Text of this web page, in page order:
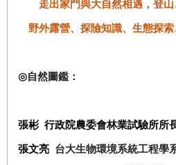
走出家門與大自然相遇，登山
野外露營、探險知識、生態探索
◎自然圖鑑：
張彬 行政院農委會林業試驗所所
張文亮 台大生物環境系統工程學